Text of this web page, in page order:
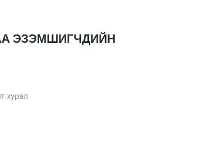
ЭЗЭМШИГЧДИЙН
хурал